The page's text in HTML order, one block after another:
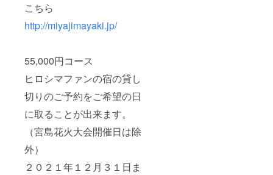
こちら
http://miyajimayaki.jp/
55,000円コース
ヒロシマファンの宿の貸し
切りのご予約をご希望の日
に取ることが出来ます。
（宮島花火大会開催日は除
外）
２０２１年１２月３１日ま